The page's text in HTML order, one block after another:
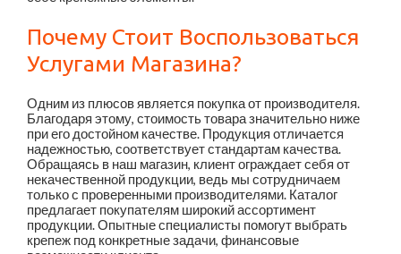
Почему Стоит Воспользоваться
Услугами Магазина?
Одним из плюсов является покупка от производителя.
Благодаря этому, стоимость товара значительно ниже
при его достойном качестве. Продукция отличается
надежностью, соответствует стандартам качества.
Обращаясь в наш магазин, клиент ограждает себя от
некачественной продукции, ведь мы сотрудничаем
только с проверенными производителями. Каталог
предлагает покупателям широкий ассортимент
продукции. Опытные специалисты помогут выбрать
крепеж под конкретные задачи, финансовые